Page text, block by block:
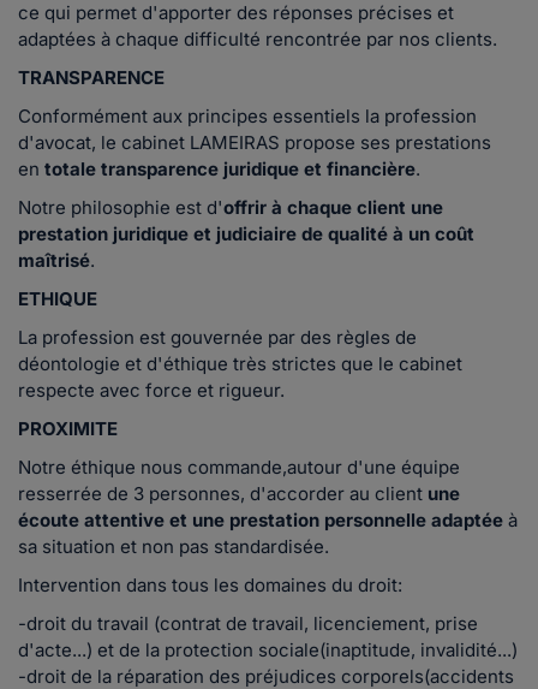
ce qui permet d'apporter des réponses précises et
adaptées à chaque difficulté rencontrée par nos clients.
TRANSPARENCE
Conformément aux principes essentiels la profession
d'avocat, le cabinet LAMEIRAS propose ses prestations
en totale transparence juridique et financière.
Notre philosophie est d'offrir à chaque client une
prestation juridique et judiciaire de qualité à un coût
maîtrisé.
ETHIQUE
La profession est gouvernée par des règles de
déontologie et d'éthique très strictes que le cabinet
respecte avec force et rigueur.
PROXIMITE
Notre éthique nous commande,autour d'une équipe
resserrée de 3 personnes, d'accorder au client une
écoute attentive et une prestation personnelle adaptée à
sa situation et non pas standardisée.
Intervention dans tous les domaines du droit:
-droit du travail (contrat de travail, licenciement, prise
d'acte...) et de la protection sociale(inaptitude, invalidité...)
-droit de la réparation des préjudices corporels(accidents